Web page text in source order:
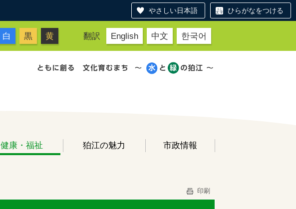
やさしい日本語 ひらがなをつける
白 黒 黄 翻訳 English 中文 한국어
健康・福祉 狛江の魅力 市政情報
印刷